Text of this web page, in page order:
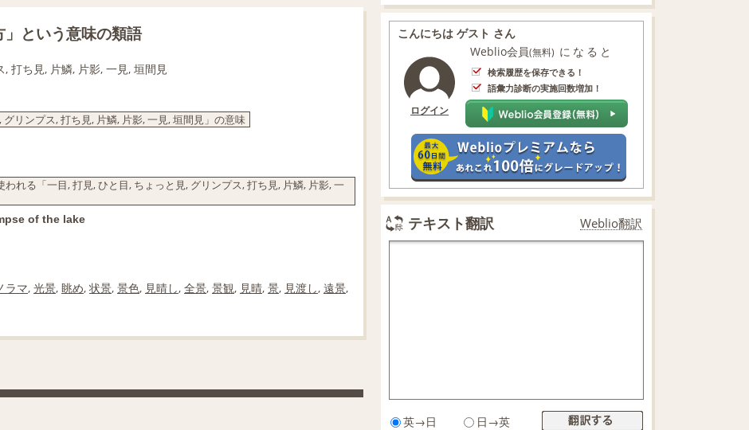
」という意味の類語
打ち見, 片鱗, 片影, 一見, 垣間見
リンプス, 打ち見, 片鱗, 片影, 一見, 垣間見」の意味
れる「一目, 打見, ひと目, ちょっと見, グリンプス, 打ち見, 片鱗, 片影, 一
of the lake
ラマ, 光景, 眺め, 状景, 景色, 見晴し, 全景, 景観, 見晴, 景, 見渡し, 遠景,
こんにちは ゲスト さん
ログイン
Weblio会員(無料) になると
検索履歴を保存できる！
語彙力診断の実施回数増加！
テキスト翻訳 Weblio翻訳
英→日 日→英